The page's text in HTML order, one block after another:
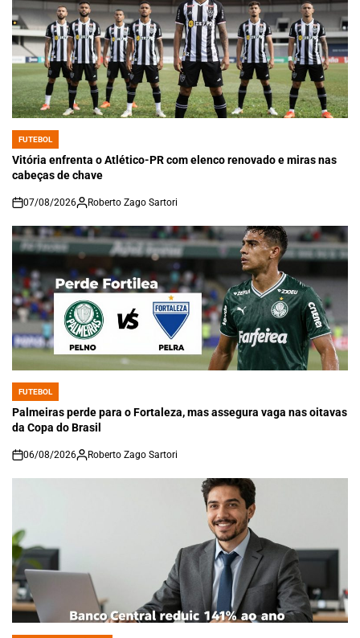
POSTED
IN
FUTEBOL
Vitória enfrenta o Atlético-PR com elenco renovado e miras nas
cabeças de chave
on
07/08/2026 Roberto Zago Sartori
POSTED
IN
FUTEBOL
Palmeiras perde para o Fortaleza, mas assegura vaga nas oitavas
da Copa do Brasil
on
06/08/2026 Roberto Zago Sartori